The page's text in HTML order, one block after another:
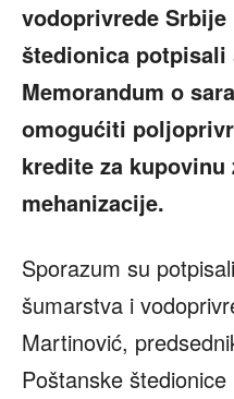
vodoprivrede Srbije
štedionica potpisali
Memorandum o
omogućiti
kredite za
mehanizacije.
Sporazum su
šumarstva i
Martinović,
Poštanske